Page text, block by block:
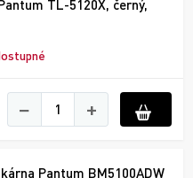
TL-5120X, černý,
− +
Pantum BM5100ADW